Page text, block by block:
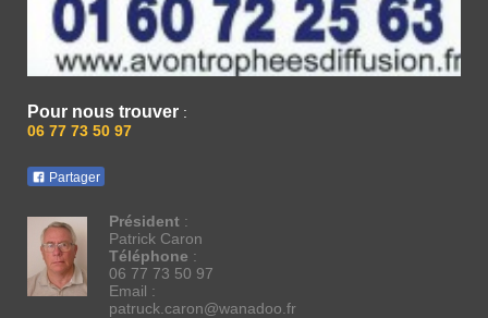
Pour nous trouver :
06 77 73 50 97
Partager
Président :
Patrick Caron
Téléphone :
06 77 73 50 97
Email :
patruck.caron@wanadoo.fr